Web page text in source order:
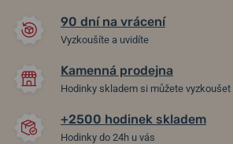
90 dní na vrácení
Vyzkoušíte a uvidíte
Kamenná prodejna
Hodinky skladem si můžete vyzkoušet
+2500 hodinek skladem
Hodinky do 24h u vás